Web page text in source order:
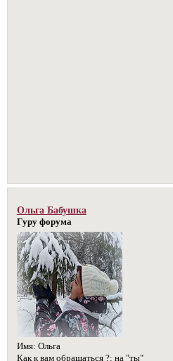
Ольга Бабушка
Гуру форума
Имя: Ольга
Как к вам обращаться ?: на "ты"